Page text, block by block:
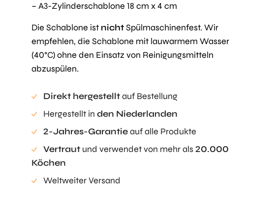
– A3-Zylinderschablone 18 cm x 4 cm
Die Schablone ist nichtSpülmaschinenfest. Wir
empfehlen, die Schablone mit lauwarmem Wasser
(40°C) ohne den Einsatz von Reinigungsmitteln
abzuspülen.
Direkt hergestelltauf Bestellung
Hergestellt in den Niederlanden
2-Jahres-Garantieauf alle Produkte
Vertraut und verwendet von mehr als20.000
Köchen
Weltweiter Versand